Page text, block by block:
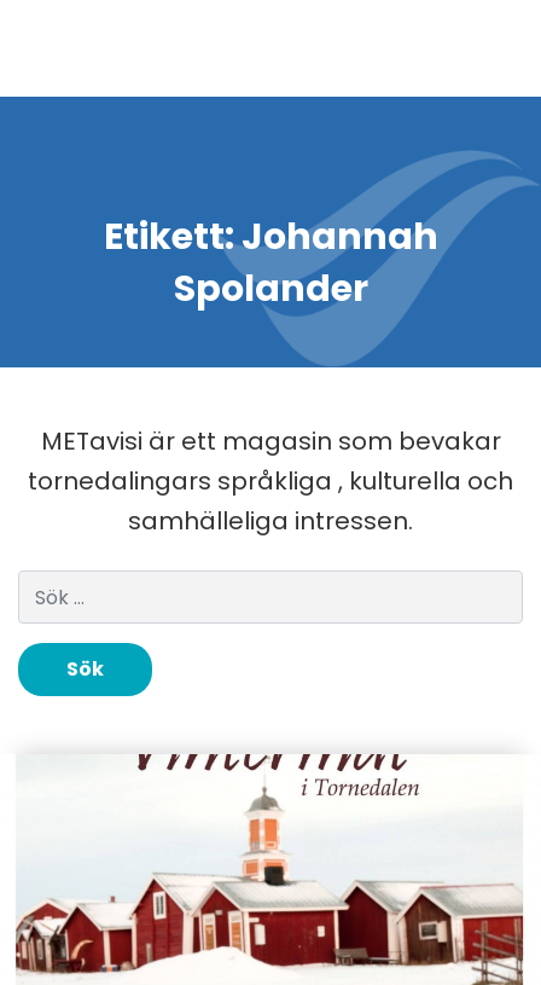
Etikett:Johannah
Spolander
METavisi är ett magasin som bevakar
tornedalingars språkliga , kulturella och
samhälleliga intressen.
Sök efter: